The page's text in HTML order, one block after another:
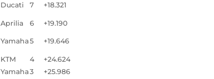
Ducati 7 +18.321
Aprilia 6
+19.190
Yamaha5 +19.646
KTM 4
+24.624
Yamaha3
+25.986